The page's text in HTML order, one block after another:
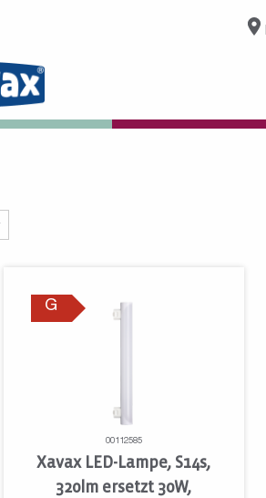
G
00112585
Xavax LED-Lampe, S14s,
320lm ersetzt 30W,